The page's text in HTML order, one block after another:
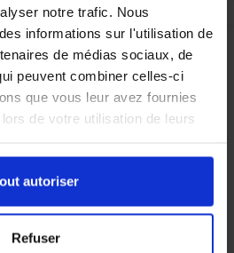
notre trafic. Nous
informations sur l'utilisation de
de médias sociaux, de
peuvent combiner celles-ci
que vous leur avez fournies
de votre utilisation de leurs
autoriser
Refuser
AS DE PIC.
pensé à tout
en traitement des chenilles
sain et sécurisé. L’agence As de
et adaptées à chaque situation.